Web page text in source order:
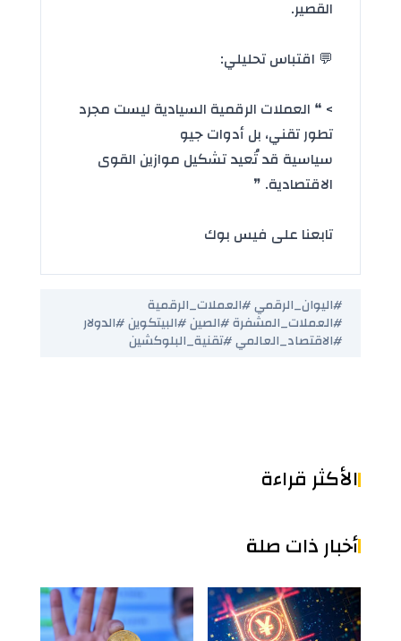
القصير.
💬 اقتباس تحليلي:
> ❝ العملات الرقمية السيادية ليست مجرد
تطور تقني، بل أدوات جيو
سياسية قد تُعيد تشكيل موازين القوى
الاقتصادية. ❞
تابعنا على فيس بوك
#اليوان_الرقمي #العملات_الرقمية
#العملات_المشفرة #الصين #البيتكوين #الدولار
#الاقتصاد_العالمي #تقنية_البلوكشين
الأكثر قراءة
أخبار ذات صلة